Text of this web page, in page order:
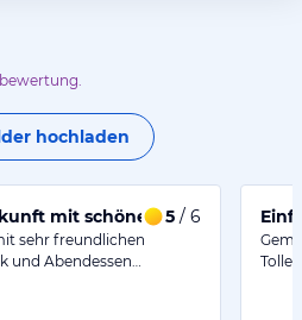
hochladen
mit schönem Ausblick
5 / 6
sehr freundlichen
und Abendessen…
Tolle